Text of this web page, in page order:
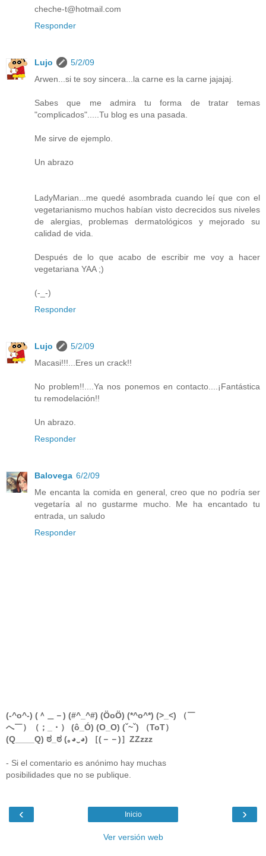
cheche-t@hotmail.com
Responder
Lujo
5/2/09
Arwen...si te soy sincera...la carne es la carne jajajaj.
Sabes que me admira tu forma de tratar temas
"complicados".....Tu blog es una pasada.
Me sirve de ejemplo.
Un abrazo
LadyMarian...me quedé asombrada cuando leí que con el
vegetarianismo muchos habían visto decrecidos sus niveles
de alergias, problemas dermatológicos y mejorado su
calidad de vida.
Después de lo que acabo de escribir me voy a hacer
vegetariana YAA ;)
(-_-)
Responder
Lujo
5/2/09
Macasi!!!...Eres un crack!!
No problem!!....Ya nos ponemos en contacto....¡Fantástica
tu remodelación!!
Un abrazo.
Responder
Balovega 6/2/09
Me encanta la comida en general, creo que no podría ser
vegetaría al no gustarme mucho. Me ha encantado tu
entrada, un saludo
Responder
(-^o^-) (＾＿－) (#^_^#) (ÖoÖ) (*^o^*) (>_<) （￣
へ￣）（；_・） (ô_Ó) (O_O) (ˇ~ˇ) （ToT）
(Q____Q) ಠ_ಠ (｡◕‿◕) ［(－－)］ZZzzz
- Si el comentario es anónimo hay muchas
posibilidades que no se publique.
‹ ›
Inicio
Ver versión web